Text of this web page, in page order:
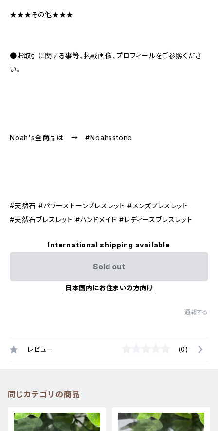
★★★その他★★★
●お取引に関する事等、掲載画像、プロフィールをご参照くださ
い。
Noah's全商品は → #Noahsstone
#天然石 #パワーストーンブレスレット #メンズブレスレット
#天然石ブレスレット #ハンドメイド #レディースブレスレット
International shipping available
Sold out
日本国内にお住まいの方向け
通報する
レビュー (0)
同じカテゴリの商品